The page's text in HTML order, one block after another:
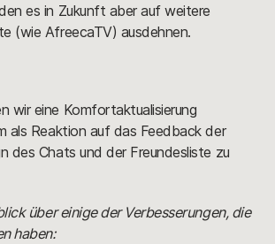
es in Zukunft aber auf weitere
(wie AfreecaTV) ausdehnen.
wir eine Komfortaktualisierung
als Reaktion auf das Feedback der
des Chats und der Freundesliste zu
über einige der Verbesserungen, die
haben: